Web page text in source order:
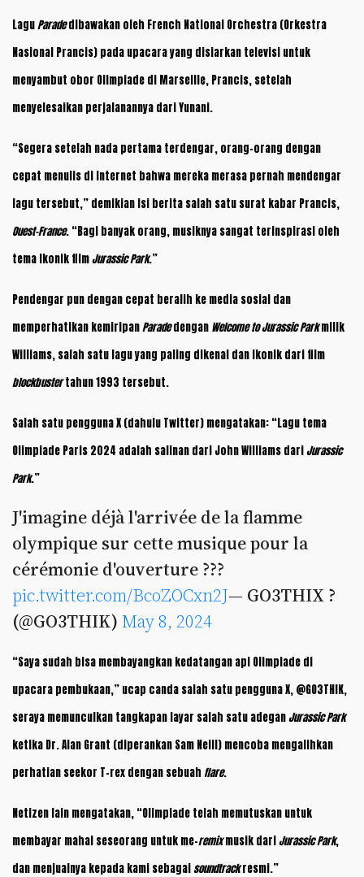
LaguParadedibawakan oleh French National Orchestra (Orkestra
Nasional Prancis) pada upacara yang disiarkan televisi untuk
menyambut obor Olimpiade di Marseille, Prancis, setelah
menyelesaikan perjalanannya dari Yunani.
“Segera setelah nada pertama terdengar, orang-orang dengan
cepat menulis di internet bahwa mereka merasa pernah mendengar
lagu tersebut,” demikian isi berita salah satu surat kabar Prancis,
Ouest-France. “Bagi banyak orang, musiknya sangat terinspirasi oleh
tema ikonik filmJurassic Park.”
Pendengar pun dengan cepat beralih ke media sosial dan
memperhatikan kemiripanParadedengan Welcome to Jurassic Parkmilik
Williams, salah satu lagu yang paling dikenal dan ikonik dari film
blockbustertahun 1993 tersebut.
Salah satu pengguna X (dahulu Twitter) mengatakan: “Lagu tema
Olimpiade Paris 2024 adalah salinan dari John Williams dariJurassic
Park.”
J'imagine déjà l'arrivée de la flamme
olympique sur cette musique pour la
cérémonie d'ouverture ???
pic.twitter.com/BcoZOCxn2J— GO3THIX ?
(@GO3THIK) May 8, 2024
“Saya sudah bisa membayangkan kedatangan api Olimpiade di
upacara pembukaan,” ucap canda salah satu pengguna X, @GO3THIK,
seraya memunculkan tangkapan layar salah satu adeganJurassic Park
ketika Dr. Alan Grant (diperankan Sam Neill) mencoba mengalihkan
perhatian seekor T-rex dengan sebuah flare.
Netizen lain mengatakan, “Olimpiade telah memutuskan untuk
membayar mahal seseorang untuk me-remixmusik dariJurassic Park,
dan menjualnya kepada kami sebagaisoundtrackresmi.”